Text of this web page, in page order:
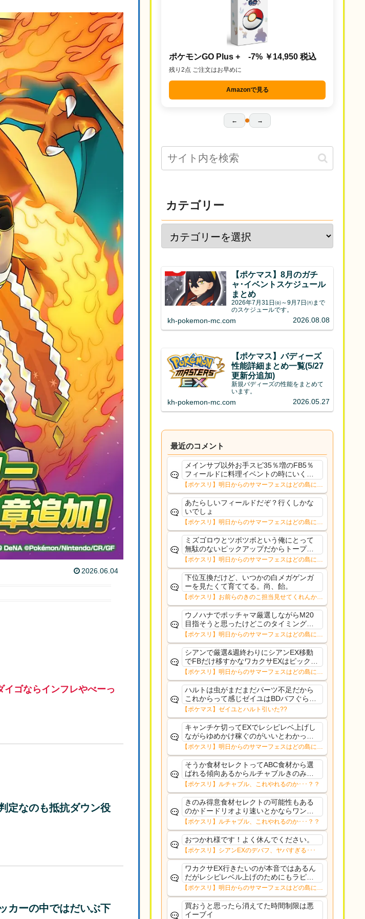
2026.06.04
ゴならインフレやべーっ
定なのも抵抗ダウン役
カーの中ではだいぶ下
ポケモンGO Plus + -7% ￥14,950 税込
残り2点 ご注文はお早めに
Amazonで見る
← →
カテゴリー
【ポケマス】8月のガチ
ャ･イベントスケジュール
まとめ
2026年7月31日㈮～9月7日㈪まで
のスケジュールです。
kh-pokemon-mc.com 2026.08.08
【ポケマス】バディーズ
性能詳細まとめ一覧(5/27
更新分追加)
新規バディーズの性能をまとめて
います。
kh-pokemon-mc.com 2026.05.27
最近のコメント
メインサブ以外お手スピ35％増のFB5％
フィールドに料理イベントの時にいくの
はただのアホでしょろくに料理も作れな
いか作れても料理チャンス乗せられない
上に作ってもレシピレベルも上がらんし
【ポケスリ】明日からのサマーフェスはどの島に行
く？？12日㈬からはNMD
あたらしいフィールドだぞ？行くしかな
いでしょ
【ポケスリ】明日からのサマーフェスはどの島に行
く？？12日㈬からはNMD
ミズゴロウとツボツボという俺にとって
無駄のないピックアップだからトープだ
わルチャブルもそこまでな性能っぽいし
安心していける
【ポケスリ】明日からのサマーフェスはどの島に行
く？？12日㈬からはNMD
下位互換だけど、いつかの白メガゲンガ
ーを見たくて育ててる。尚、飴。
【ポケスリ】お前らのきのこ担当見せてくれんか…
ウノハナでポッチャマ厳選しながらM20
目指そうと思ったけどこのタイミングで
目指す意味もないことに気づいたそれな
ら10%デバフ受け入れてもリサexゆめか
け集めつつFB配れるワカクサEXの方がい
いかな〜
【ポケスリ】明日からのサマーフェスはどの島に行
く？？12日㈬からはNMD
シアンで厳選&週終わりにシアンEX移動
でFBだけ移すかなワカクサEXはピックア
ップ出てくる確率低すぎるルチャブルも
食材セレクトでそんなガチ性能でもない
からラピス行くほどでもないし
【ポケスリ】明日からのサマーフェスはどの島に行
く？？12日㈬からはNMD
ハルトは虫がまだまだパーツ不足だから
これからって感じゼイユはBDバフぐらい
技1で配れるようにしてほしかった
【ポケマス】ゼイユとハルト引いた??
キャンチケ切ってEXでレシピレベ上げし
ながらゆめかけ稼ぐのがいいとわかって
るのだが、ルチャルブルごときに切るよ
りデカヌチャン(きのバ)に期待してゆった
りトープ
【ポケスリ】明日からのサマーフェスはどの島に行
く？？12日㈬からはNMD
そうか食材セレクトってABC食材から選
ばれる傾向あるからルチャブルきのみ得
意でもない限り挽回きついのか。肝心の
ハーブミートジンジャーのAAA共はデバ
フ受けても強そうな面子だもんなぁ
【ポケスリ】ルチャブル、これやれるのか･･･？？
きのみ得意食材セレクトの可能性もある
のかドードリオより速いとかならワンチ
ャン…？
【ポケスリ】ルチャブル、これやれるのか･･･？？
おつかれ様です！よく休んでください。
【ポケスリ】シアンEXのデバフ、ヤバすぎる･･･
ワカクサEX行きたいのが本音ではあるん
だがレシピレベル上げのためにもラピス
かもワカクサEXのデバフ受けながらのレ
シピ上げってかなりストレス有るんよド
ードー厳選とルチャブル寝顔も取っとき
たいし
【ポケスリ】明日からのサマーフェスはどの島に行
く？？12日㈬からはNMD
買おうと思ったら消えてた時間制限は悪
イーブイ